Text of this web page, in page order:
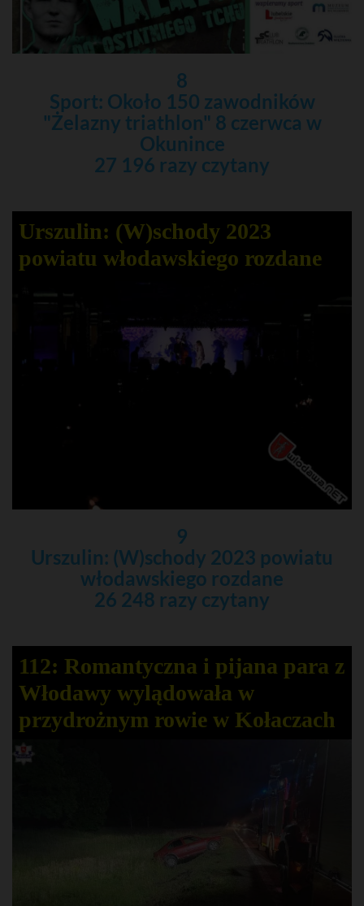
8
Sport: Około 150 zawodników
"Żelazny triathlon" 8 czerwca w
Okunince
27 196 razy czytany
Urszulin: (W)schody 2023
powiatu włodawskiego rozdane
9
Urszulin: (W)schody 2023 powiatu
włodawskiego rozdane
26 248 razy czytany
112: Romantyczna i pijana para z
Włodawy wylądowała w
przydrożnym rowie w Kołaczach